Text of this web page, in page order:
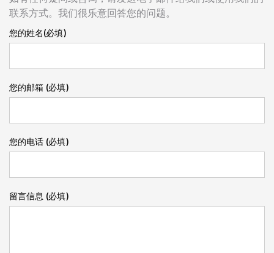
联系方式。我们很乐意回答您的问题。
您的姓名(必填)
您的邮箱 (必填)
您的电话 (必填)
留言信息 (必填)